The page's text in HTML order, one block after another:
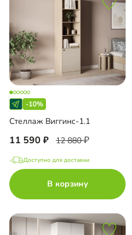
-10%
Стеллаж Виггинс-1.1
11 590 12 880
Доступно для доставки
В корзину